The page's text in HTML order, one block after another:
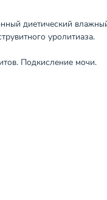
диетический
уролитиаза.
Подкисление мочи.